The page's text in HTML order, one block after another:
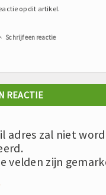
op dit artikel.
Schrijf een reactie
REACTIE
adres zal niet
velden zijn